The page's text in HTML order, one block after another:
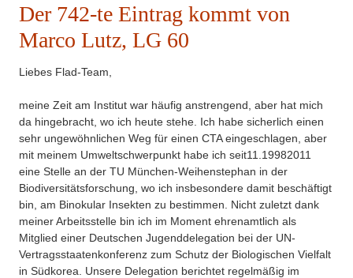
Der 742-te Eintrag kommt von
Marco Lutz, LG 60
Liebes Flad-Team,
meine Zeit am Institut war häufig anstrengend, aber hat mich
da hingebracht, wo ich heute stehe. Ich habe sicherlich einen
sehr ungewöhnlichen Weg für einen CTA eingeschlagen, aber
mit meinem Umweltschwerpunkt habe ich seit11.19982011
eine Stelle an der TU München-Weihenstephan in der
Biodiversitätsforschung, wo ich insbesondere damit beschäftigt
bin, am Binokular Insekten zu bestimmen. Nicht zuletzt dank
meiner Arbeitsstelle bin ich im Moment ehrenamtlich als
Mitglied einer Deutschen Jugenddelegation bei der UN-
Vertragsstaatenkonferenz zum Schutz der Biologischen Vielfalt
in Südkorea. Unsere Delegation berichtet regelmäßig im